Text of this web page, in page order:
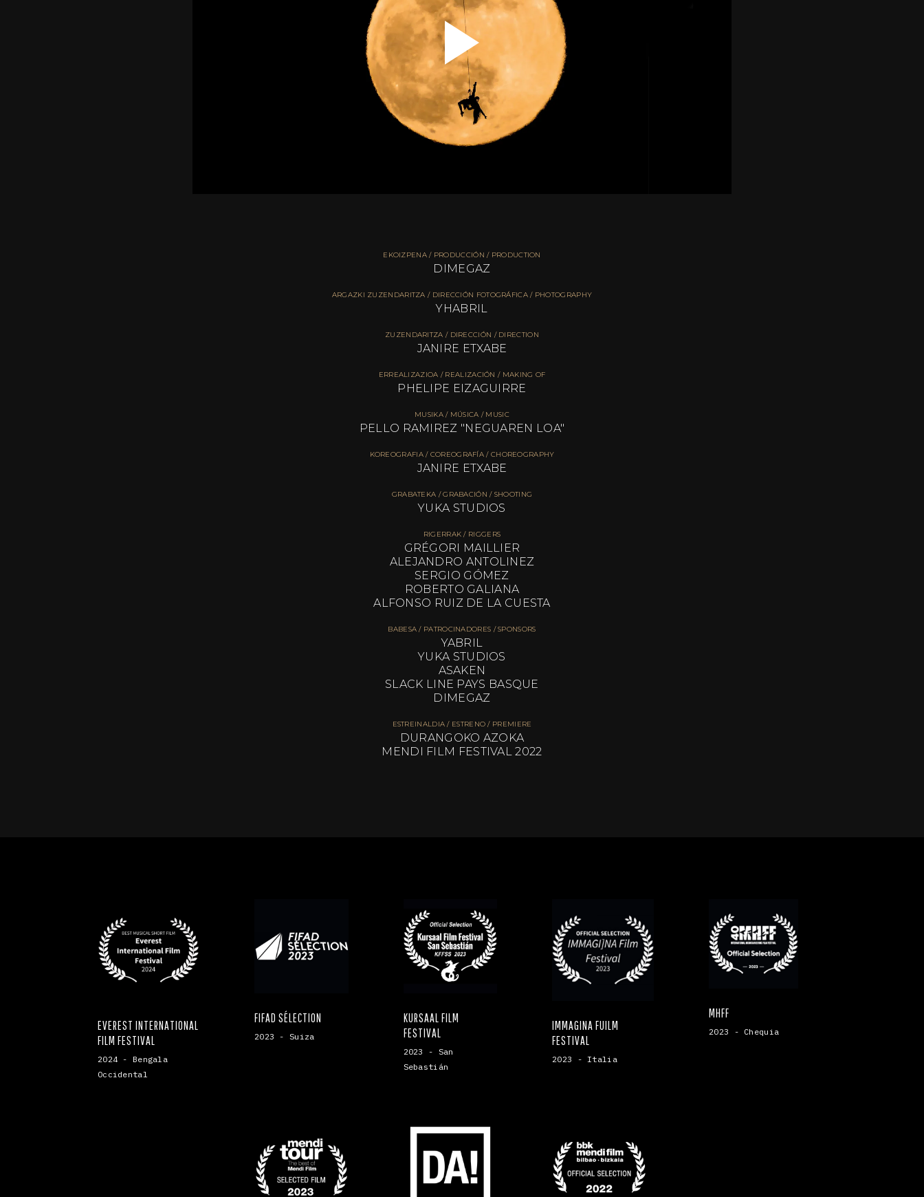
EKOIZPENA / PRODUCCIÓN / PRODUCTION
DIMEGAZ
ARGAZKI ZUZENDARITZA / DIRECCIÓN FOTOGRÁFICA / PHOTOGRAPHY
YHABRIL
ZUZENDARITZA / DIRECCIÓN / DIRECTION
JANIRE ETXABE
ERREALIZAZIOA / REALIZACIÓN / MAKING OF
PHELIPE EIZAGUIRRE
MUSIKA / MÚSICA / MUSIC
PELLO RAMIREZ "NEGUAREN LOA"
KOREOGRAFIA / COREOGRAFÍA / CHOREOGRAPHY
JANIRE ETXABE
GRABATEKA / GRABACIÓN / SHOOTING
YUKA STUDIOS
RIGERRAK / RIGGERS
GRÉGORI MAILLIER
ALEJANDRO ANTOLINEZ
SERGIO GÓMEZ
ROBERTO GALIANA
ALFONSO RUIZ DE LA CUESTA
BABESA / PATROCINADORES / SPONSORS
YABRIL
YUKA STUDIOS
ASAKEN
SLACK LINE PAYS BASQUE
DIMEGAZ
ESTREINALDIA / ESTRENO / PREMIERE
DURANGOKO AZOKA
MENDI FILM FESTIVAL 2022
EVEREST INTERNATIONAL
FILM FESTIVAL
2024 - Bengala
Occidental
FIFAD SÉLECTION
2023 - Suiza
KURSAAL FILM
FESTIVAL
2023 - San
Sebastián
IMMAGINA FUILM
FESTIVAL
2023 - Italia
MHFF
2023 - Chequia